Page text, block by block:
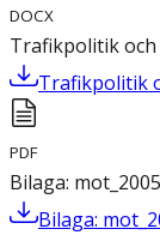
DOCX
Trafikpolitik
Trafikpolitik
PDF
Bilaga:
Bilaga: